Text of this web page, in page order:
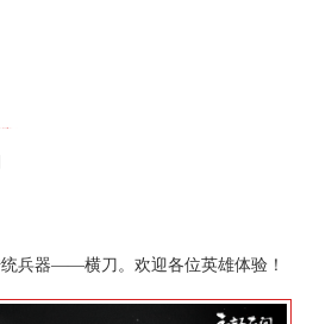
兵器——横刀。欢迎各位英雄体验！